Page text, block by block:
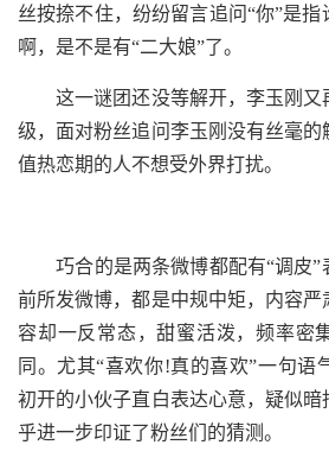
丝按捺不住，纷纷留言追问“你”是
啊，是不是有“二大娘”了。
这一谜团还没等解开，李玉刚又
级，面对粉丝追问李玉刚没有丝毫
值热恋期的人不想受外界打扰。
巧合的是两条微博都配有“调皮”
前所发微博，都是中规中矩，内容
容却一反常态，甜蜜活泼，频率密
同。尤其“喜欢你!真的喜欢”一句语
初开的小伙子直白表达心意，疑似
乎进一步印证了粉丝们的猜测。